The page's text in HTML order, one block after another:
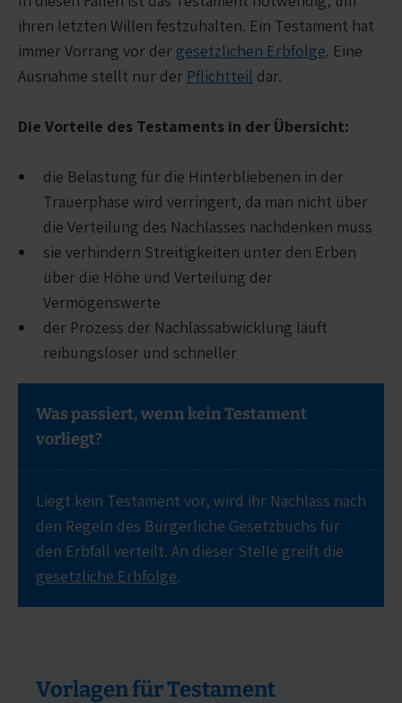
ihren letzten Willen festzuhalten. Ein Testament hat
immer Vorrang vor der gesetzlichen Erbfolge. Eine
Ausnahme stellt nur der Pflichtteil dar.
Die Vorteile des Testaments in der Übersicht:
die Belastung für die Hinterbliebenen in der
Trauerphase wird verringert, da man nicht über
die Verteilung des Nachlasses nachdenken muss
sie verhindern Streitigkeiten unter den Erben
über die Höhe und Verteilung der
Vermögenswerte
der Prozess der Nachlassabwicklung läuft
reibungsloser und schneller
Was passiert, wenn kein Testament
vorliegt?
Liegt kein Testament vor, wird ihr Nachlass nach
den Regeln des Bürgerliche Gesetzbuchs für
den Erbfall verteilt. An dieser Stelle greift die
gesetzliche Erbfolge.
Vorlagen für Testament